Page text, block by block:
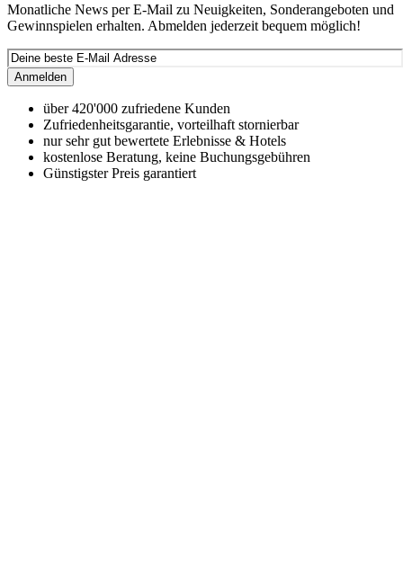
Monatliche News per E-Mail zu Neuigkeiten, Sonderangeboten und
Gewinnspielen erhalten. Abmelden jederzeit bequem möglich!
Anmelden
über 420'000 zufriedene Kunden
Zufriedenheitsgarantie, vorteilhaft stornierbar
nur sehr gut bewertete Erlebnisse & Hotels
kostenlose Beratung, keine Buchungsgebühren
Günstigster Preis garantiert